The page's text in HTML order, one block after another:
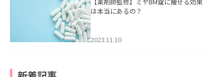
は本当にあるの？
2023.11.10